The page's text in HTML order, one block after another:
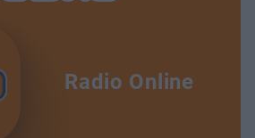
Radio Online